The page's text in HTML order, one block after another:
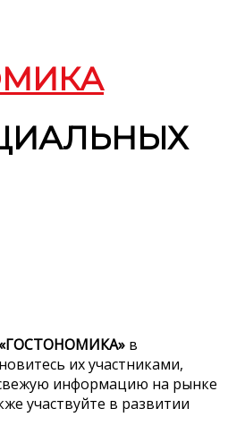
«ГОСТОНОМИКА» в
их участниками,
информацию на рынке
участвуйте в развитии